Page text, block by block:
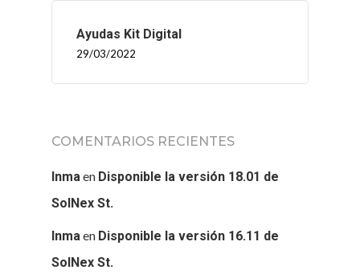
Ayudas Kit Digital
29/03/2022
COMENTARIOS RECIENTES
Inmaen Disponible la versión 18.01 de
SolNex St.
Inmaen Disponible la versión 16.11 de
SolNex St.